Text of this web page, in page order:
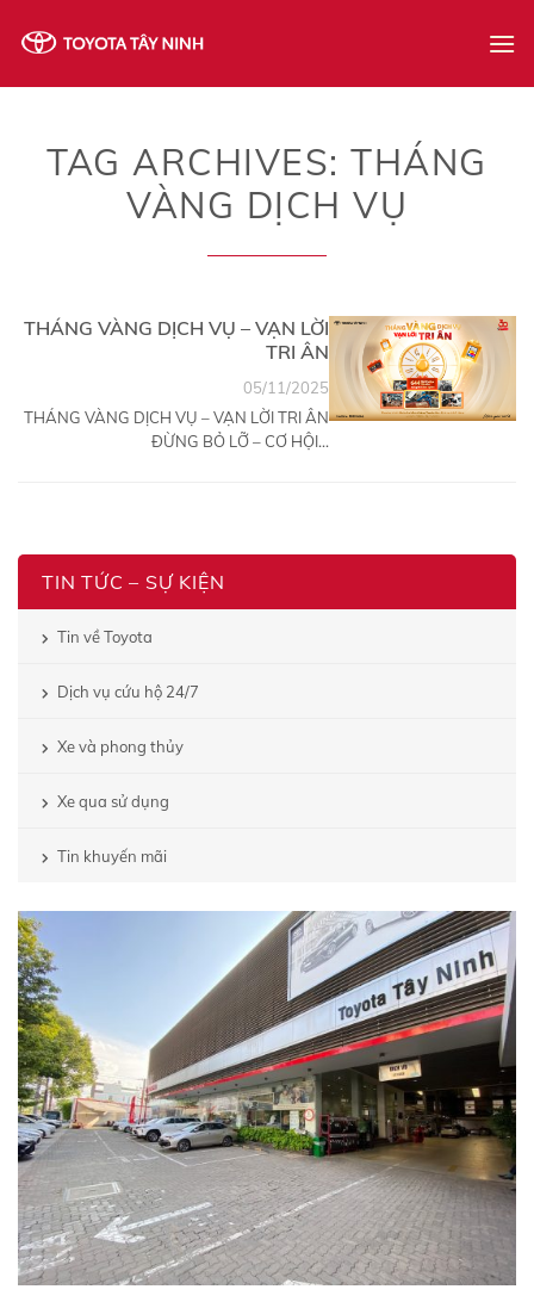
TAG ARCHIVES:THÁNG
VÀNG DỊCH VỤ
TIN TỨC – SỰ KIỆN
Tin về Toyota
Dịch vụ cứu hộ 24/7
Xe và phong thủy
Xe qua sử dụng
Tin khuyến mãi
THÁNG VÀNG DỊCH VỤ – VẠN LỜI
TRI ÂN
THÁNG VÀNG DỊCH VỤ – VẠN LỜI TRI ÂN
ĐỪNG BỎ LỠ – CƠ HỘI...
05/11/2025